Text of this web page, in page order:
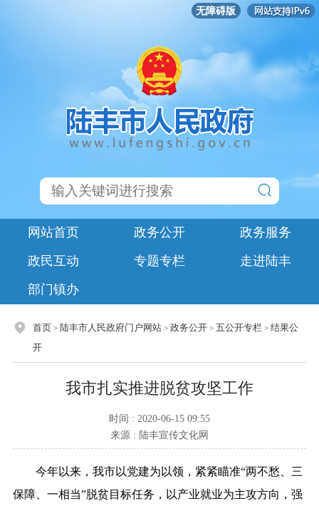
无障碍版
网站首页 政务公开
政务服务
政民互动
专题专栏
走进陆丰
部门镇办
首页 > 陆丰市人民政府门户网站 >政务公开 > 五公开专栏 >结果公
开
我市扎实推进脱贫攻坚工作
时间 : 2020-06-15 09:55
来源 : 陆丰宣传文化网
今年以来，我市以党建为以领，紧紧瞄准“两不愁、三
保障、一相当”脱贫目标任务，以产业就业为主攻方向，强